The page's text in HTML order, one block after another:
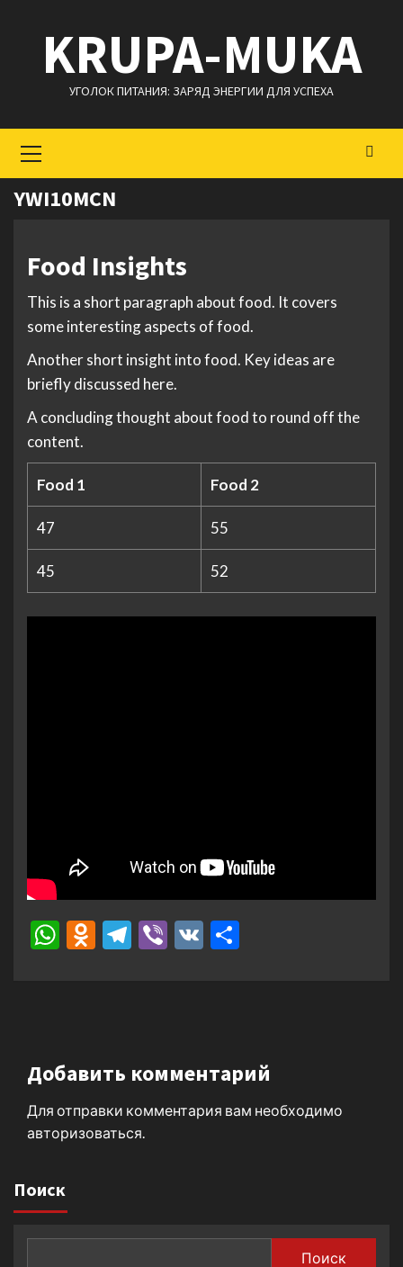
содержимому
KRUPA-MUKA
УГОЛОК ПИТАНИЯ: ЗАРЯД ЭНЕРГИИ ДЛЯ УСПЕХА
меню
YWI10MCN
Food Insights
This is a short paragraph about food. It covers
some interesting aspects of food.
Another short insight into food. Key ideas are
briefly discussed here.
A concluding thought about food to round off the
content.
Food 1 Food 2
47 55
45 52
WhatsApp
Odnoklassniki
Telegram
Viber
VK
Добавить комментарий
Для отправки комментария вам необходимо
авторизоваться
Поиск
Поиск